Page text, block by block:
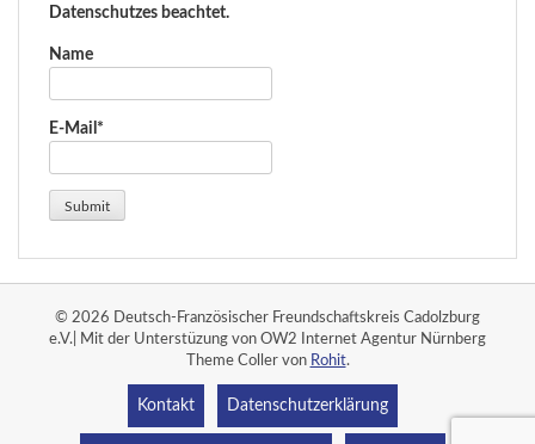
Datenschutzes beachtet.
Name
E-Mail*
© 2026 Deutsch-Französischer Freundschaftskreis Cadolzburg
e.V.| Mit der Unterstüzung von OW2 Internet Agentur Nürnberg
Theme Coller von Rohit.
Kontakt Datenschutzerklärung